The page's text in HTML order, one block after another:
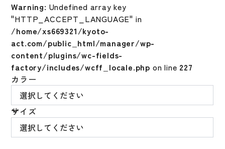
Warning: Undefined array key
"HTTP_ACCEPT_LANGUAGE" in
/home/xs669321/kyoto-
act.com/public_html/manager/wp-
content/plugins/wc-fields-
factory/includes/wcff_locale.php on line 227
カラー
サイズ